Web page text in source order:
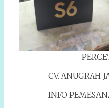
CV. ANUGRAH
INFO